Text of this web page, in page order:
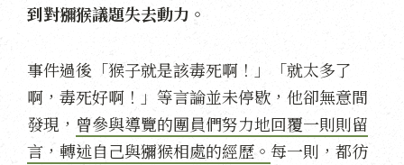
到對獼猴議題失去動力。
事件過後「猴子就是該毒死啊！」「就太多了
啊，毒死好啊！」等言論並未停歇，他卻無意間
發現， 曾參與導覽的團員們努力地回覆一則則留
言，轉述自己與獼猴相處的經歷。 每一則，都彷